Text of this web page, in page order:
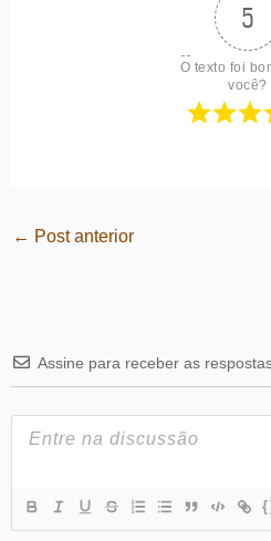
5
O texto foi
você?
← Post anterior
Assine para receber as